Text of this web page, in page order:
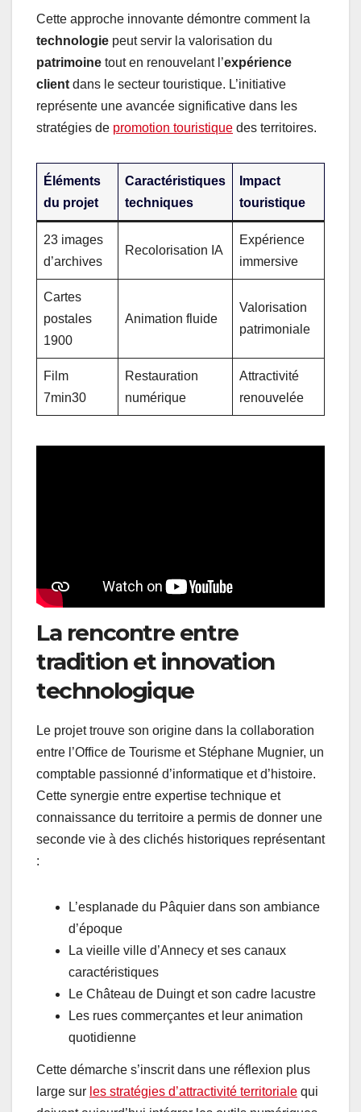
Cette approche innovante démontre comment la
technologie peut servir la valorisation du
patrimoine tout en renouvelant l’expérience
clientdans le secteur touristique. L’initiative
représente une avancée significative dans les
stratégies de promotion touristique des territoires.
Éléments
du projet
Caractéristiques
techniques
Impact
touristique
23 images
d’archives
Recolorisation IA
Expérience
immersive
Cartes
postales
1900
Animation fluide
Valorisation
patrimoniale
Film
7min30
Restauration
numérique
Attractivité
renouvelée
La rencontre entre
tradition et innovation
technologique
Le projet trouve son origine dans la collaboration
entre l’Office de Tourisme et Stéphane Mugnier, un
comptable passionné d’informatique et d’histoire.
Cette synergie entre expertise technique et
connaissance du territoire a permis de donner une
seconde vie à des clichés historiques représentant
:
L’esplanade du Pâquier dans son ambiance
d’époque
La vieille ville d’Annecy et ses canaux
caractéristiques
Le Château de Duingt et son cadre lacustre
Les rues commerçantes et leur animation
quotidienne
Cette démarche s’inscrit dans une réflexion plus
large sur les stratégies d’attractivité territoriale qui